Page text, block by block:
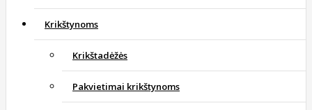
Krikštynoms
Krikštadėžės
Pakvietimai krikštynoms